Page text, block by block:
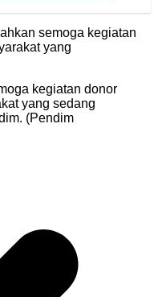
semoga kegiatan
yang
kegiatan donor
yang sedang
(Pendim